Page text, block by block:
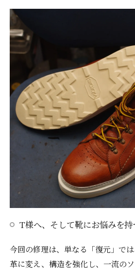
T様へ、そして靴にお悩みを
今回の修理は、単なる「復元」で
革に変え、構造を強化し、一流の